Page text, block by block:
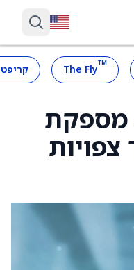
™
The Fly
4D Molecular מספקת
צפויות